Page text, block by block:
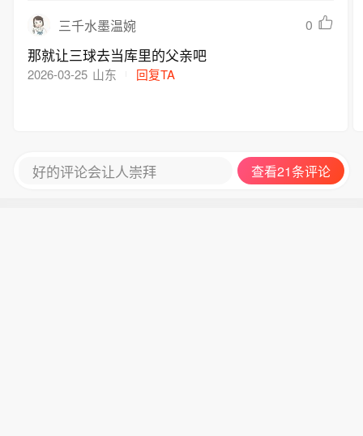
三千水墨温婉 0
那就让三球去当库里的父亲吧
2026-03-25 山东 回复TA
好的评论会让人崇拜 查看21条评论